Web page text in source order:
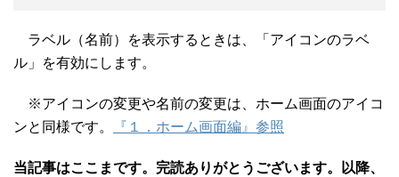
ラベル（名前）を表示するときは、「アイコンのラベ
ル」を有効にします。
※アイコンの変更や名前の変更は、ホーム画面のアイコ
ンと同様です。
『１．ホーム画面編』参照
当記事はここまです。完読ありがとうございます。以降、